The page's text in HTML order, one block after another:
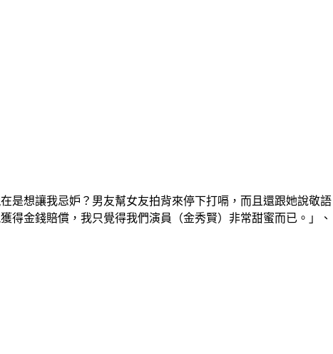
是想讓我忌妒？男友幫女友拍背來停下打嗝，而且還跟她說敬
得金錢賠償，我只覺得我們演員（金秀賢）非常甜蜜而已。」